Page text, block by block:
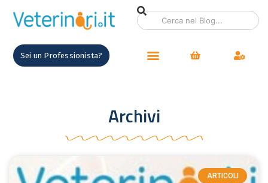
Sei un Professionista?
Archivi
ARTICOLI